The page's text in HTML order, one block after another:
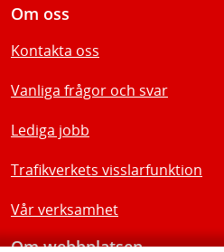
Om oss
Kontakta oss
Vanliga frågor och svar
Lediga jobb
Trafikverkets visslarfunktion
Vår verksamhet
Om webbplatsen